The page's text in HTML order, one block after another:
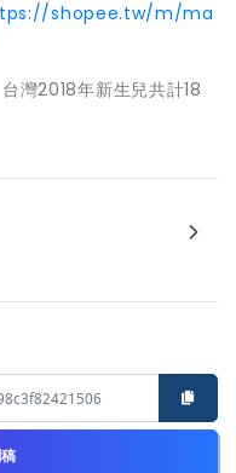
shopee.tw/m/ma
灣2018年新生兒共計18